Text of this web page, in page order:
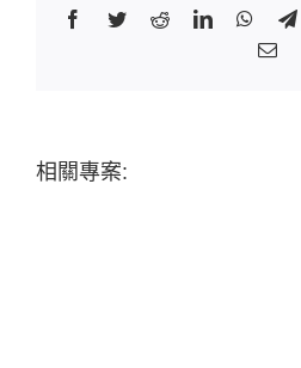
Facebook
TwitterRedditLinkedIn
相關專案: